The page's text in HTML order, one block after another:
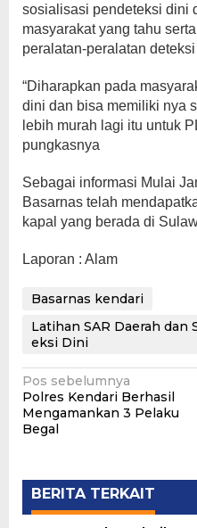
sosialisasi pendeteksi dini
masyarakat yang tahu
peralatan-peralatan
“Diharapkan pada
dini dan bisa memiliki nya
lebih murah lagi itu untuk
pungkasnya
Sebagai informasi Mulai
Basarnas telah
kapal yang berada di
Laporan : Alam
Basarnas kendari
Latihan SAR Daerah dan
eksi Dini
Navigasi
pos
Pos sebelumnya
Polres Kendari Berhasil
Mengamankan 3 Pelaku
Begal
BERITA TERKAIT